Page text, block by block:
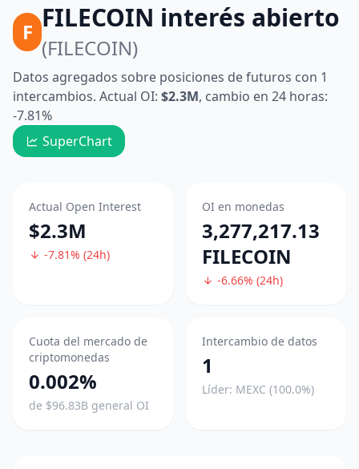
F FILECOIN interés abierto
(FILECOIN)
Datos agregados sobre posiciones de futuros con 1
intercambios. Actual OI: $2.3M, cambio en 24 horas:
-7.81%
SuperChart
Actual Open Interest
$2.3M
-7.81% (24h)
OI en monedas
3,277,217.13
FILECOIN
-6.66% (24h)
Cuota del mercado de
criptomonedas
0.002%
de $96.83B general OI
Intercambio de datos
1
Líder: MEXC (100.0%)